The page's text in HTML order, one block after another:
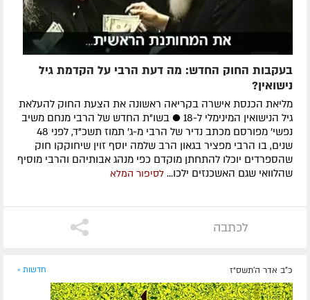
בעקבות החוק החדש: מה דעת הרבי על הקדמת גיל
נישואין?
מליאת הכנסת אישרה בקריאה ראשונה את הצעת החוק להעלאת
גיל הנישואין המינימלי ל-‏18 ● בשו"ת החדש של הרבי מנחם משיב
נפשי' מפורסם מכתב נדיר של הרבי מ-ג' תמוז תשכ"ד, לפני 48
שנים, בו הרבי מפציר בגאון הרב שלמה יוסף זוין שיחוקקו חוק
שהספרדים יוכלו להתחתן מוקדם כפי מנהג אבותיהם והרבי מוסיף
שהלוואי שגם האשכנזים ילכו... לסיפור המלא
לכתבה
כ"ב אדר ה׳תשס״ז חדשות »